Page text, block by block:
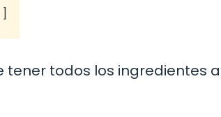
todos los ingredientes